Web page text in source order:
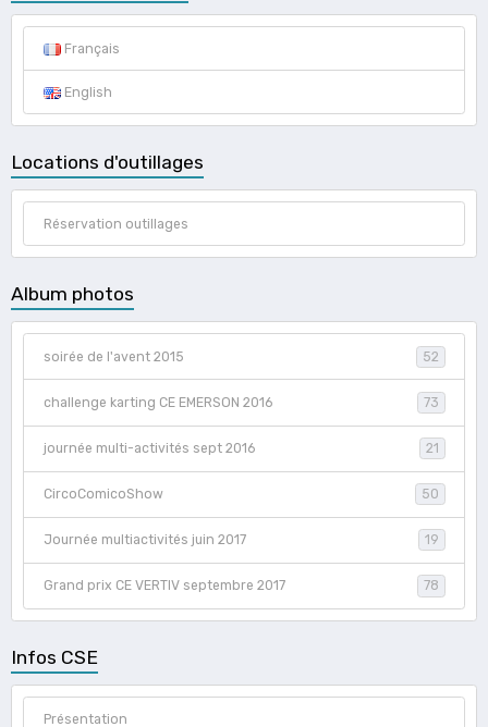
Français
English
Locations d'outillages
Réservation outillages
Album photos
soirée de l'avent 2015 52
challenge karting CE EMERSON 2016 73
journée multi-activités sept 2016 21
CircoComicoShow 50
Journée multiactivités juin 2017 19
Grand prix CE VERTIV septembre 2017 78
Infos CSE
Présentation